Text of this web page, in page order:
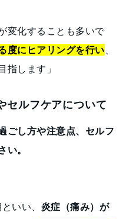
変化することも多いで
度にヒアリングを行い、
指します」
セルフケアについて
し方や注意点、セルフ
い。
いい、 炎症（痛み）が